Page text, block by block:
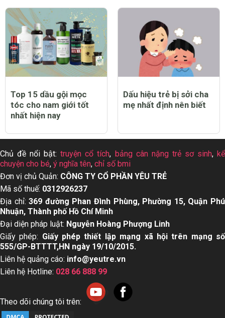
Top 15 dầu gội mọc
tóc cho nam giới tốt
nhất hiện nay
Dấu hiệu trẻ bị sởi cha
mẹ nhất định nên biết
Chủ đề nổi bật:truyện cổ tích, bảng cân nặng trẻ sơ sinh,kể
chuyện cho bé, ý nghĩa tên, chỉ số bmi
Đơn vị chủ Quản: CÔNG TY CỔ PHẦN YÊU TRẺ
Mã số thuế: 0312926237
Địa chỉ:369 đường Phan Đình Phùng, Phường 15, Quận Phú
Nhuận, Thành phố Hồ Chí Minh
Đại diện pháp luật: Nguyễn Hoàng Phượng Linh
Giấy phép: Giấy phép thiết lập mạng xã hội trên mạng số
555/GP-BTTTT,HN ngày 19/10/2015.
Liên hệ quảng cáo: info@yeutre.vn
Liên hệ Hotline: 028 66 888 99
Theo dõi chúng tôi trên: